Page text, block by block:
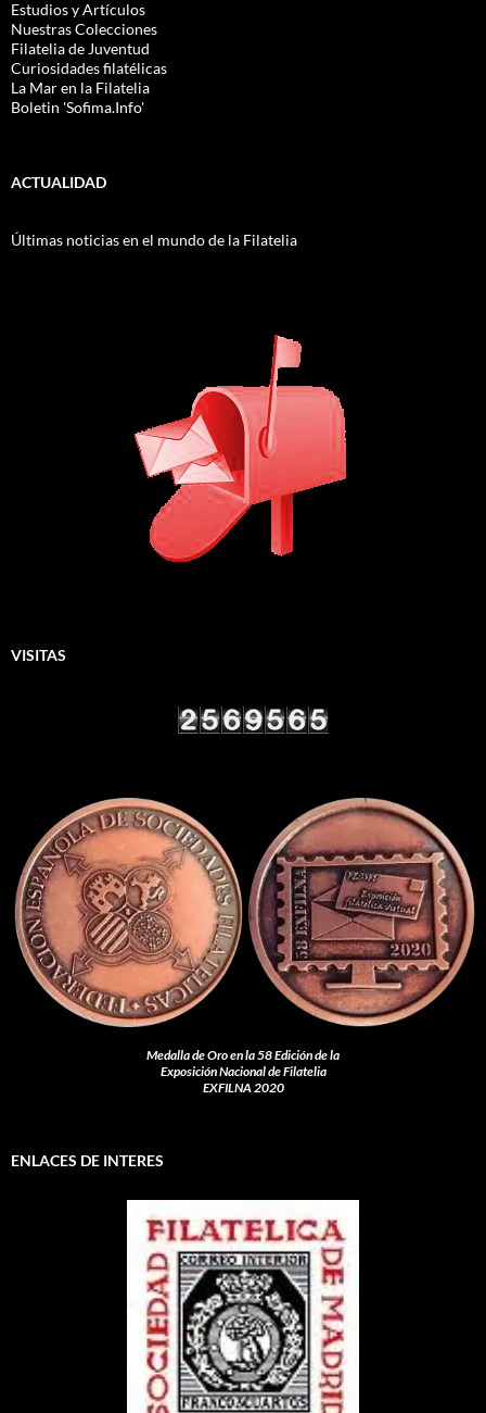
Estudios y Artículos
Nuestras Colecciones
Filatelia de Juventud
Curiosidades filatélicas
La Mar en la Filatelia
Boletin 'Sofima.Info'
ACTUALIDAD
Últimas noticias en el mundo de la Filatelia
VISITAS
Medalla de Oro en la 58 Edición de la
Exposición Nacional de Filatelia
EXFILNA 2020
ENLACES DE INTERES